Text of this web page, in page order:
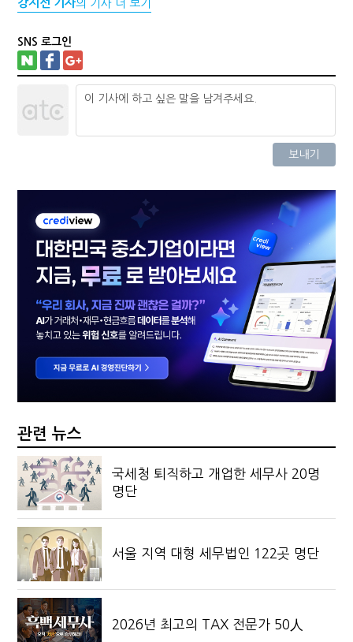
강지선 기자의 기사 더 보기
SNS 로그인
관련 뉴스
국세청 퇴직하고 개업한 세무사 20명
명단
서울 지역 대형 세무법인 122곳 명단
2026년 최고의 TAX 전문가 50人